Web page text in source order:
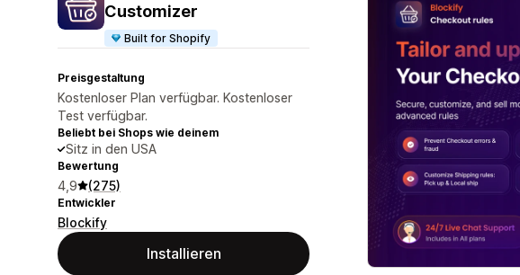
Customizer
Built for Shopify
Preisgestaltung
Kostenloser Plan verfügbar. Kostenloser
Test verfügbar.
Beliebt bei Shops wie deinem
Sitz in den USA
Bewertung
4,9 (275)
Entwickler
Blockify
Installieren